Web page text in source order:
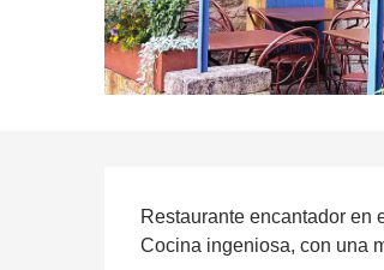
Descripción
Restaurante encantador en
Cocina ingeniosa, con una